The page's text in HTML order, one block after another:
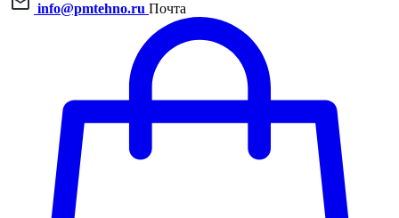
info@pmtehno.ru Почта